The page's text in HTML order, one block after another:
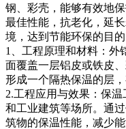
钢、彩壳，能够有效地
最佳性能，抗老化，延
境，达到节能环保的目的
1、工程原理和材料：外
面覆盖一层铝皮或铁皮
形成一个隔热保温的层
2.工程应用与效果：保
和工业建筑等场所。通
筑物的保温性能，减少